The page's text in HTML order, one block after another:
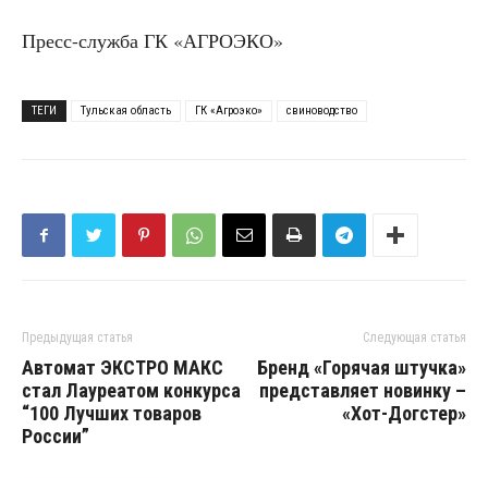
Пресс-служба ГК «АГРОЭКО»
ТЕГИ Тульская область ГК «Агроэко» свиноводство
Предыдущая статья
Автомат ЭКСТРО МАКС
стал Лауреатом конкурса
“100 Лучших товаров
России”
Следующая статья
Бренд «Горячая штучка»
представляет новинку –
«Хот-Догстер»